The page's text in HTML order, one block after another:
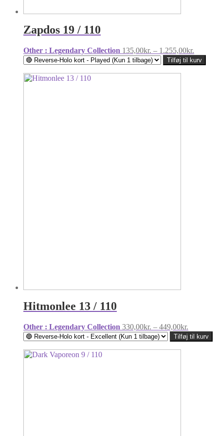
Zapdos 19 / 110
Other : Legendary Collection 135,00kr. – 1.255,00kr.
til
Tilføj til kurv
Hitmonlee 13 / 110
Other : Legendary Collection 330,00kr. – 449,00kr.
330,00kr.
til
Tilføj til kurv